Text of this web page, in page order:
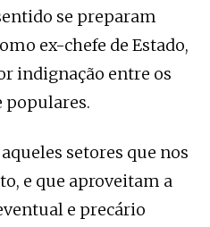
se preparam
ex-chefe de Estado,
indignação entre os
populares.
setores que nos
e que aproveitam a
e precário